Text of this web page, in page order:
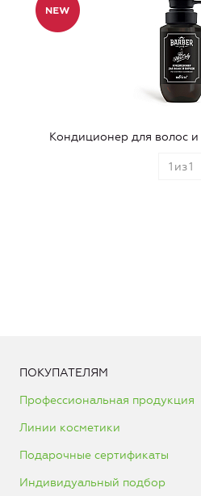
Кондиционер для волос
1 из1
ПОКУПАТЕЛЯМ
Профессиональная продукция
Линии косметики
Подарочные сертификаты
Индивидуальный подбор